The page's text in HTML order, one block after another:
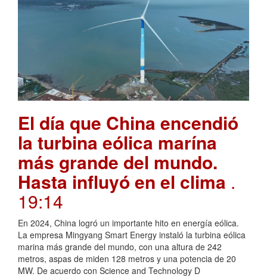
El día que China encendió
la turbina eólica marína
más grande del mundo.
Hasta influyó en el clima .
19:14
En 2024, China logró un importante hito en energía eólica.
La empresa Mingyang Smart Energy instaló la turbina eólica
marina más grande del mundo, con una altura de 242
metros, aspas de miden 128 metros y una potencia de 20
MW. De acuerdo con Science and Technology D